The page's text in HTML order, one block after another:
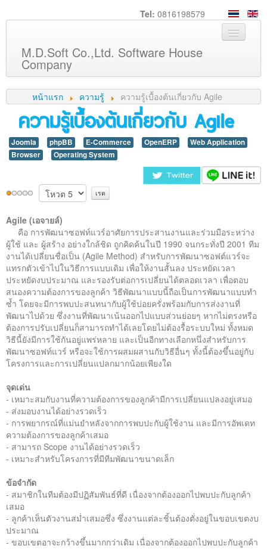
Tel: 0816198579
M.D.Soft Co.,Ltd. Software House
Company
หน้าหลัก
เกี่ยวกับเรา
บริการ
สินค้า
ลูกค้า
ร่วมงานกับเรา
ช่วยเหลือ
ติดต่อเรา
หน้าแรก ความรู้ ความรู้เบื้องต้นเกี่ยวกับ Agile
ความรู้เบื้องต้นเกี่ยวกับ Agile
Joomla phpBB E-Commerce OpenERP
Web Application
Browser
Operating System
Agile (เอจายล์)
คือ การพัฒนาซอฟท์แวร์อาศัยการประสานงานและร่วมมือระหว่าง
ผู้ใช้ และ ผู้สร้าง อย่างใกล้ชิด ถูกคิดค้นในปี 1990 จนกระทั่งปี 2001 ทีม
งานได้เปลี่ยนชื่อเป็น (Agile Method) สำหรับการพัฒนาซอฟต์แวร์จะ
แทรกตัวเข้าไปในวิธีการแบบเดิม เพื่อให้งานสั้นลง ประหยัดเวลา
ประหยัดงบประมาณ และรองรับต่อการเปลี่ยนได้ตลอดเวลา เพื่อตอบ
สนองความต้องการของลูกค้า วิธีพัฒนาแบบนี้ถือเป็นการพัฒนาแบบทำ
ซ้ำ โดยจะมีการพบปะสนทนากับผู้ใช้บ่อยครั่งพร้อมกับการส่งงานที่
พัฒนาไปด้วย ซึ่งงานที่พัฒนาเน้นออกไปแบบส่วนย่อยๆ หากไม่ตรงหรือ
ต้องการปรับเปลี่ยนก็สามารถทำได้เลยโดยไม่ต้องรื้อระบบใหม่ ทั้งหมด
วิธีนี้ยังมีการใช้กันอยู่แพร่หลาย และเป็นอีกทางเลือกหนึ่งสำหรับการ
พัฒนาซอฟท์แวร์ หรือจะใช้การผสมผสานกับวิธีอื่นๆ ทั้งนี้ต้องขึ้นอยู่กับ
โครงการและการเปลี่ยนแปลกมากน้อยเพียงใด
จุดเด่น
- เหมาะสมกับงานที่ความต้องการของลูกค้ามีการเปลี่ยนแปลงอยู่เสมอ
- ส่งมอบงานได้อย่างรวดเร็ว
- การพยากรณ์ที่แม่นยำหลังจากการพบปะกับผู้ใช้งาน และมีการอัพเดท
ความต้องการของลูกค้าเสมอ
- สามารถ Scope งานได้อย่างรวดเร็ว
- เหมาะสำหรับโครงการที่มีทีมพัฒนาขนาดเล็ก
ข้อจำกัด
- สมาชิกในทีมต้องมีปฏิสัมพันธ์ที่ดี เนื่องจากต้องออกไปพบปะกับลูกค้า
เสมอ
- ลูกค้าเห็นตัวงานสม่ำเสมอซึ่ง ซึ่งงานแต่ละชิ้นต้องตั่งอยู่ในขอบเขตงบ
ประมาณ
- ขอบเขตอาจะกว้างขึ้นมากกว่าเดิม เนื่องจากต้องออกไปพบปะกับลูกค้า